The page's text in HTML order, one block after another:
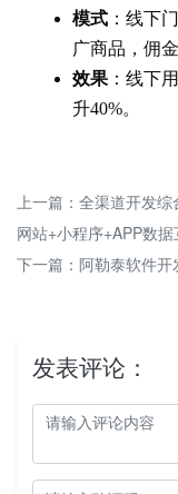
模式 ：线下
广商品，佣
效果 ：线下
升40%。
上一篇： 全渠道开发
网站+小程序+APP数据
下一篇： 阿勒泰软件开
发表评论：